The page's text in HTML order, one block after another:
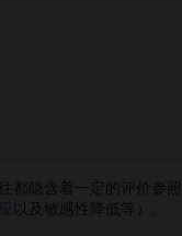
都隐含着一定的评价参照
以及敏感性降低等）。